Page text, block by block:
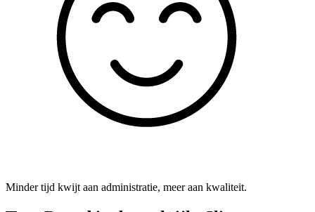
Minder tijd kwijt aan administratie, meer aan kwaliteit.